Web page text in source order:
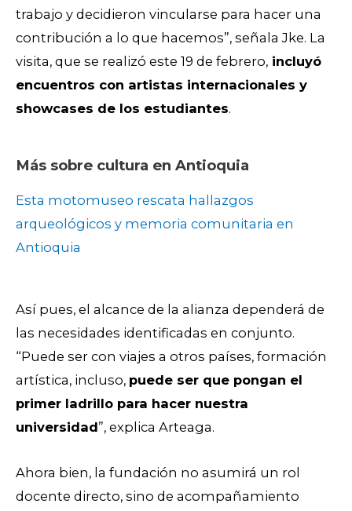
trabajo y decidieron vincularse para hacer una
contribución a lo que hacemos”, señala Jke. La
visita, que se realizó este 19 de febrero, incluyó
encuentros con artistas internacionales y
showcases de los estudiantes.
Más sobre cultura en Antioquia
Esta motomuseo rescata hallazgos
arqueológicos y memoria comunitaria en
Antioquia
Así pues, el alcance de la alianza dependerá de
las necesidades identificadas en conjunto.
“Puede ser con viajes a otros países, formación
artística, incluso, puede ser que pongan el
primer ladrillo para hacer nuestra
universidad”, explica Arteaga.
Ahora bien, la fundación no asumirá un rol
docente directo, sino de acompañamiento